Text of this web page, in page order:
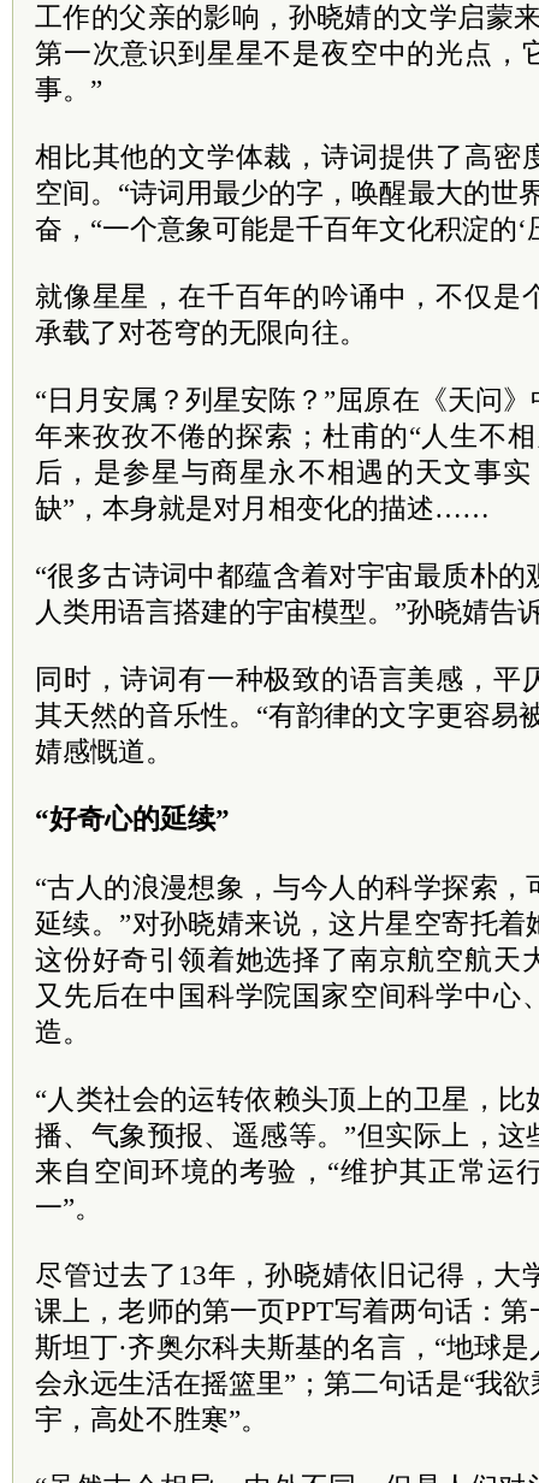
工作的父亲的影响，孙晓婧的文学启蒙
第一次意识到星星不是夜空中的光点，
事。”
相比其他的文学体裁，诗词提供了高密
空间。“诗词用最少的字，唤醒最大的世
奋，“一个意象可能是千百年文化积淀的‘
就像星星，在千百年的吟诵中，不仅是
承载了对苍穹的无限向往。
“日月安属？列星安陈？”屈原在《天问
年来孜孜不倦的探索；杜甫的“人生不
后，是参星与商星永不相遇的天文事
缺”，本身就是对月相变化的描述……
“很多古诗词中都蕴含着对宇宙最质朴
人类用语言搭建的宇宙模型。”孙晓婧告
同时，诗词有一种极致的语言美感，平
其天然的音乐性。“有韵律的文字更容易
婧感慨道。
“好奇心的延续”
“古人的浪漫想象，与今人的科学探索
延续。”对孙晓婧来说，这片星空寄托
这份好奇引领着她选择了南京航空航天
又先后在中国科学院国家空间科学中心
造。
“人类社会的运转依赖头顶上的卫星，
播、气象预报、遥感等。”但实际上，
来自空间环境的考验，“维护其正常运
一”。
尽管过去了13年，孙晓婧依旧记得，大
课上，老师的第一页PPT写着两句话：
斯坦丁·齐奥尔科夫斯基的名言，“地球
会永远生活在摇篮里”；第二句话是“我
宇，高处不胜寒”。